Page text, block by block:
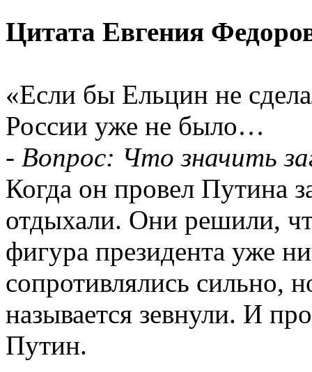
Цитата Евгения
«Если бы Ельцин не
России уже не было…
- Вопрос: Что значить
Когда он провел Путина
отдыхали. Они решили,
фигура президента уже
сопротивлялись сильно,
называется зевнули. И
Путин.